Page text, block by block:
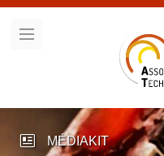
newsmode MÉDIAKIT